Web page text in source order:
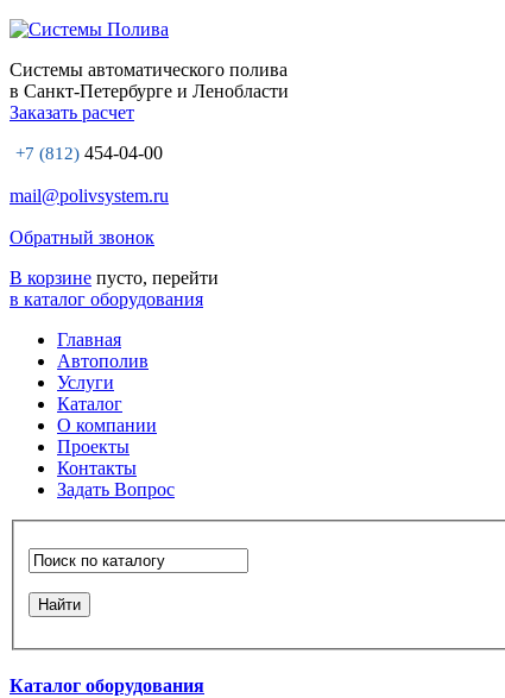
Системы автоматического полива
в Санкт-Петербурге и Ленобласти
Заказать расчет
+7 (812) 454-04-00
mail@polivsystem.ru
Обратный звонок
В корзине пусто, перейти
в каталог оборудования
Главная
Автополив
Услуги
Каталог
О компании
Проекты
Контакты
Задать Вопрос
Каталог оборудования